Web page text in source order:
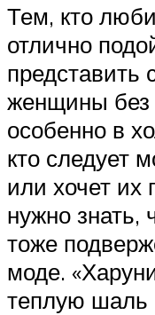
Тем, кто
отлично
представить
женщины без
особенно в
кто следует
или хочет их
нужно знать,
тоже
моде.
теплую шаль